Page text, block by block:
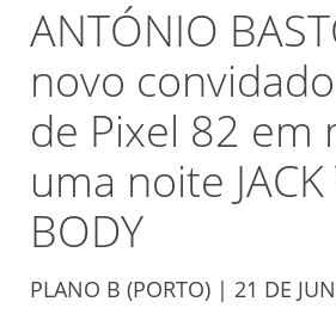
ANTÓNIO
novo
de Pixel 82 em
uma noite JACK
BODY
PLANO B (PORTO) | 21 DE